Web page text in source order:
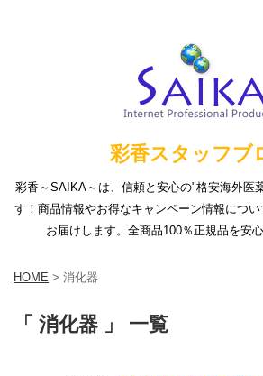
彩香スタッフブ
彩香～SAIKA～は、信頼と安心の"格安海外医
す！商品情報やお得なキャンペーン情報につ
お届けします。全商品100％正規品を安
HOME > 消化器
「 消化器 」 一覧